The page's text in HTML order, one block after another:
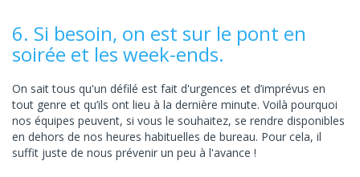
6. Si besoin, on est sur le pont en
soirée et les week-ends.
On sait tous qu'un défilé est fait d'urgences et d’imprévus en
tout genre et qu’ils ont lieu à la dernière minute. Voilà pourquoi
nos équipes peuvent, si vous le souhaitez, se rendre disponibles
en dehors de nos heures habituelles de bureau. Pour cela, il
suffit juste de nous prévenir un peu à l'avance !